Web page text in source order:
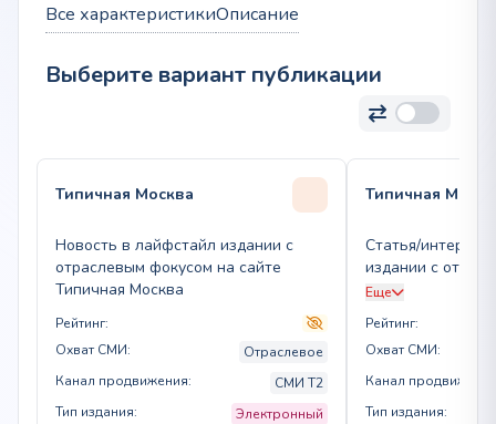
Все характеристикиОписание
Выберите вариант публикации
Типичная Москва
Новость в лайфстайл издании с
отраслевым фокусом на сайте
Типичная Москва
Рейтинг:
Охват СМИ:
Отраслевое
Канал продвижения:
СМИ T2
Тип издания:
Электронный
Типичная
Статья/
издании с
сайте Типичная
Еще
Рейтинг:
Охват СМИ:
Канал
Тип издания: